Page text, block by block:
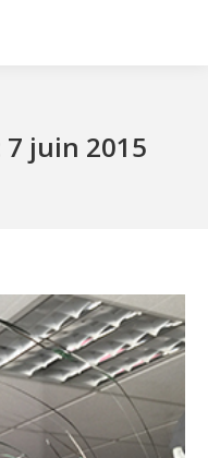
7 juin 2015